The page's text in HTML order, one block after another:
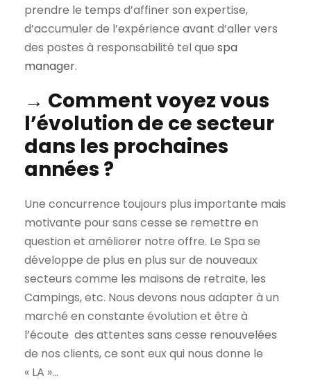
prendre le temps d’affiner son expertise,
d’accumuler de l’expérience avant d’aller vers
des postes à responsabilité tel que spa
manager.
→ Comment voyez vous
l’évolution de ce secteur
dans les prochaines
années ?
Une concurrence toujours plus importante mais
motivante pour sans cesse se remettre en
question et améliorer notre offre. Le Spa se
développe de plus en plus sur de nouveaux
secteurs comme les maisons de retraite, les
Campings, etc. Nous devons nous adapter à un
marché en constante évolution et être à
l’écoute des attentes sans cesse renouvelées
de nos clients, ce sont eux qui nous donne le
« LA »…